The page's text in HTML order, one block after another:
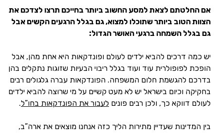
אם החלטתם לצאת למסע החשוב ביותר בחייכם תרצו לצדכם את
הצוות הטוב ביותר שתוכלו למצוא, גם בגלל הרגעים הקשים אבל
גם בגלל השמחה ברגעי האושר הגדול:
יש כמה דרכים להביא ילדים לעולם ופונדקאות היא אחת מהן, אבל
הופכת לפופולרית עוד ועוד בגלל ריבוי הבעיות שזוגות נתקלים בהן
בדרכם להגשמת חלום המשפחה. הפונדקאות עברה גלגולים רבים
בחקיקה וכיום בישראל יש לא מעט קשיים על מי שרוצה להביא ילדים
לעולם דווקא כך, ולכן רבים פונים לעבור את הפונדקאות בחו”ל.
בין המדינות שעדיין מתירות הליך כזה אנחנו מוצאים את ארה”ב,